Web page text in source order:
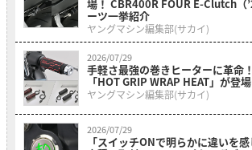
場！ CBR400R FOUR E-Clutch（
ーツ一挙紹介
ヤングマシン編集部(サカイ)
2026/07/29
手軽さ最強の巻きヒーターに革命
「HOT GRIP WRAP HEAT」が登場
ヤングマシン編集部(サカイ)
2026/07/29
「スイッチONで明らかに違いを